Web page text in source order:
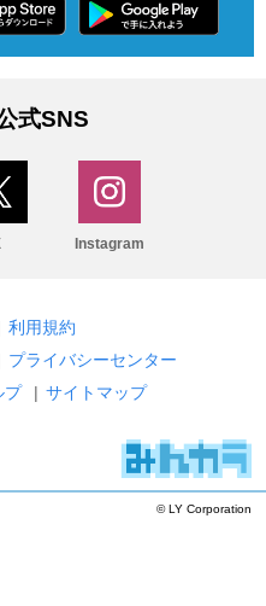
式SNS
Instagram
利用規約
プライバシーセンター
プ | サイトマップ
© LY Corporation